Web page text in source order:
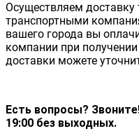
Осуществляем доставку
транспортными
вашего города вы
компании при
доставки можете
Есть вопросы?
19:00 без выходных.